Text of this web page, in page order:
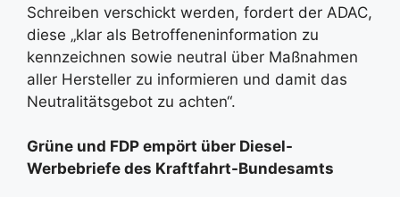
Schreiben verschickt werden, fordert der ADAC,
diese „klar als Betroffeneninformation zu
kennzeichnen sowie neutral über Maßnahmen
aller Hersteller zu informieren und damit das
Neutralitätsgebot zu achten“.
Grüne und FDP empört über Diesel-
Werbebriefe des Kraftfahrt-Bundesamts